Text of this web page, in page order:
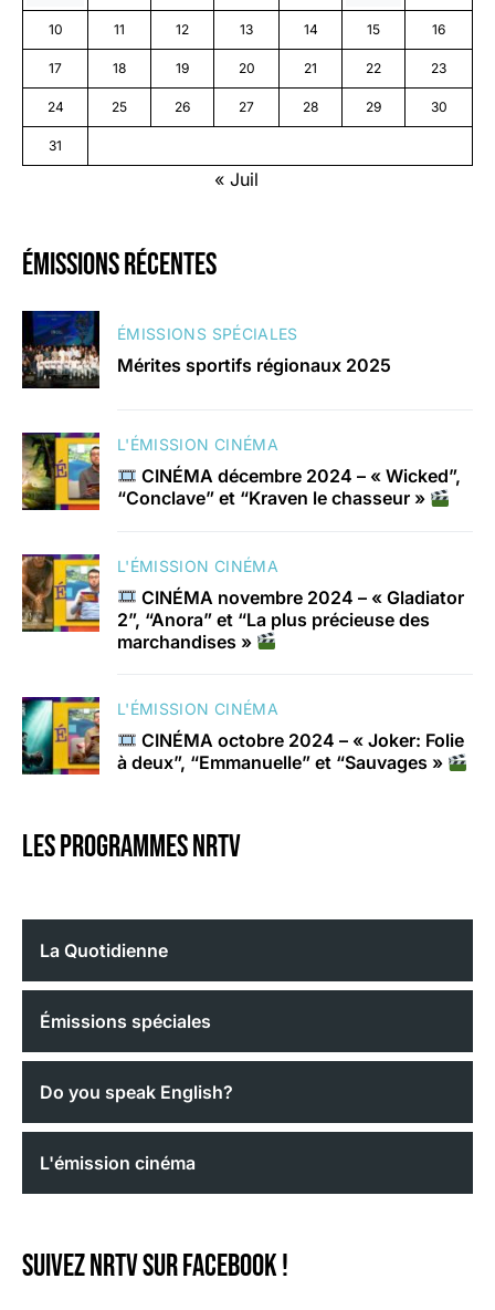
10 11 12 13 14 15 16
17 18 19 20 21 22 23
24 25 26 27 28 29 30
31
« Juil
émissions récentes
ÉMISSIONS SPÉCIALES
Mérites sportifs régionaux 2025
L'ÉMISSION CINÉMA
CINÉMA décembre 2024 – « Wicked”,
“Conclave” et “Kraven le chasseur »
L'ÉMISSION CINÉMA
CINÉMA novembre 2024 – « Gladiator
2”, “Anora” et “La plus précieuse des
marchandises »
L'ÉMISSION CINÉMA
CINÉMA octobre 2024 – « Joker: Folie
à deux”, “Emmanuelle” et “Sauvages »
Les programmes nrtv
La Quotidienne
Émissions spéciales
Do you speak English?
L'émission cinéma
Suivez NRTV sur Facebook !